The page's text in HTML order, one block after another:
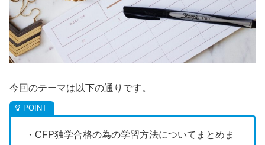
今回のテーマは以下の通りです。
・CFP独学合格の為の学習方法についてまとめま